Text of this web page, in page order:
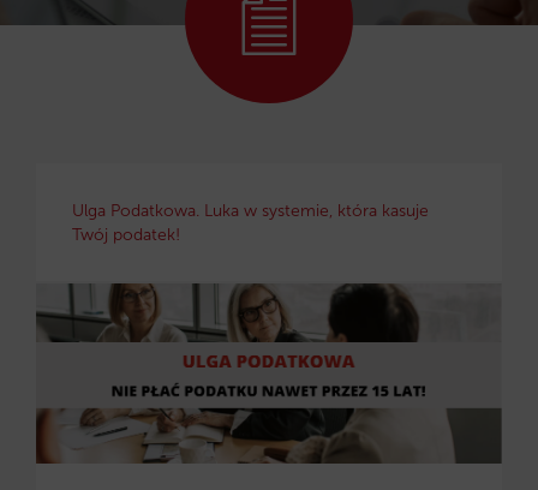
Ulga Podatkowa. Luka w systemie, która kasuje
Twój podatek!